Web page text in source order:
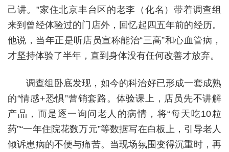
己讲。”家住北京丰台区的老李（化名）带着调查组
来到曾经体验过的门店外，回忆起四五年前的经历。
他说，当年正是听店员宣称能治“三高”和心血管病，
才坚持体验了半年，直到身体没有任何改善才放弃。
调查组卧底发现，如今的科治好已形成一套成熟
的“情感+恐惧”营销套路。体验课上，店员先不讲解
产品，而是逐一询问老人的病情，将“每天吃10粒
药”“一年住院花数万元”等数据写在白板上，引导老人
倾诉患病的不便与痛苦。当现场氛围变得沉重时，再